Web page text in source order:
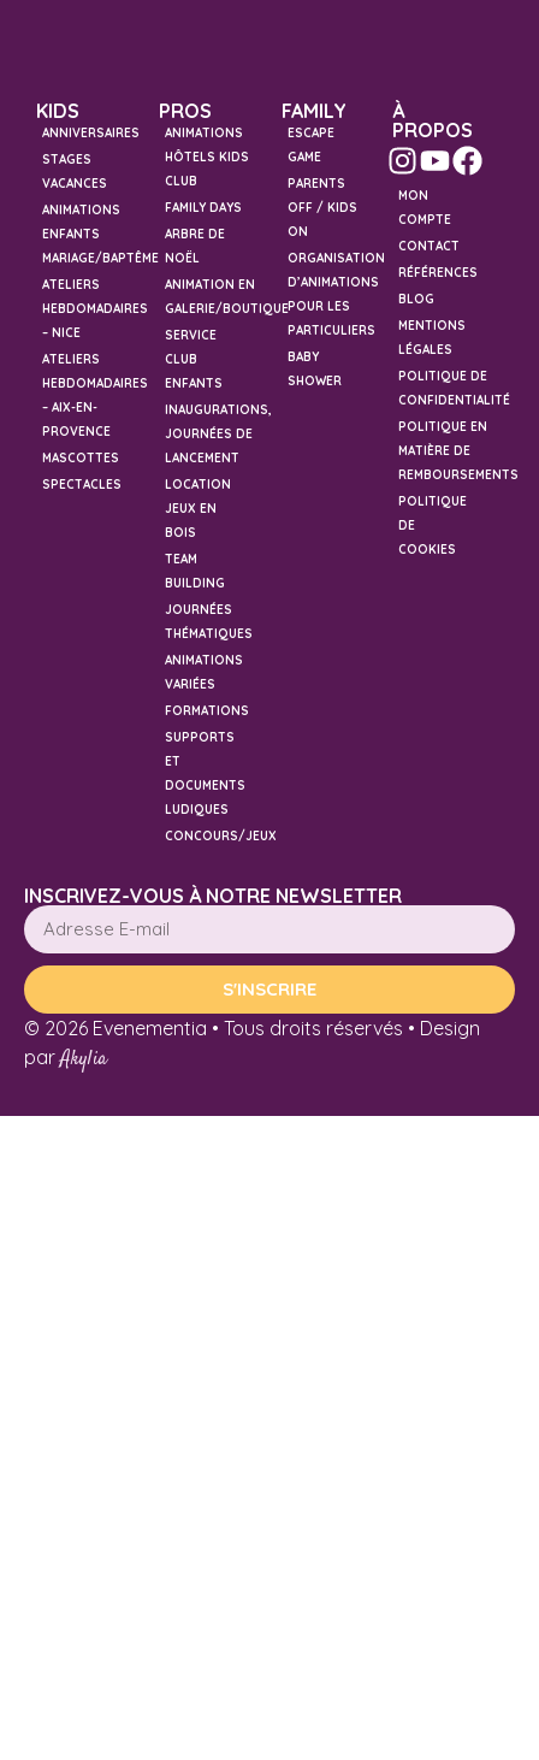
KIDS
ANNIVERSAIRES
STAGES
VACANCES
ANIMATIONS
ENFANTS
MARIAGE/BAPTÊME
ATELIERS
HEBDOMADAIRES
– NICE
ATELIERS
HEBDOMADAIRES
– AIX-EN-
PROVENCE
MASCOTTES
SPECTACLES
PROS
ANIMATIONS
HÔTELS KIDS
CLUB
FAMILY DAYS
ARBRE DE
NOËL
ANIMATION EN
GALERIE/BOUTIQUE
SERVICE
CLUB
ENFANTS
INAUGURATIONS,
JOURNÉES DE
LANCEMENT
LOCATION
JEUX EN
BOIS
TEAM
BUILDING
JOURNÉES
THÉMATIQUES
ANIMATIONS
VARIÉES
FORMATIONS
SUPPORTS
ET
DOCUMENTS
LUDIQUES
CONCOURS/JEUX
FAMILY
ESCAPE
GAME
PARENTS
OFF / KIDS
ON
ORGANISATION
D’ANIMATIONS
POUR LES
PARTICULIERS
BABY
SHOWER
À
PROPOS
MON
COMPTE
CONTACT
RÉFÉRENCES
BLOG
MENTIONS
LÉGALES
POLITIQUE DE
CONFIDENTIALITÉ
POLITIQUE EN
MATIÈRE DE
REMBOURSEMENTS
POLITIQUE
DE
COOKIES
INSCRIVEZ-VOUS À NOTRE NEWSLETTER
S'INSCRIRE
© 2026 Evenementia • Tous droits réservés • Design
parAkylia